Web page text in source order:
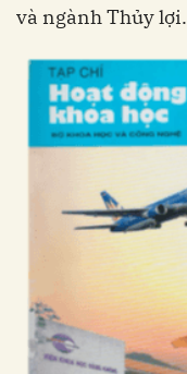
và ngành Thủy lợi.